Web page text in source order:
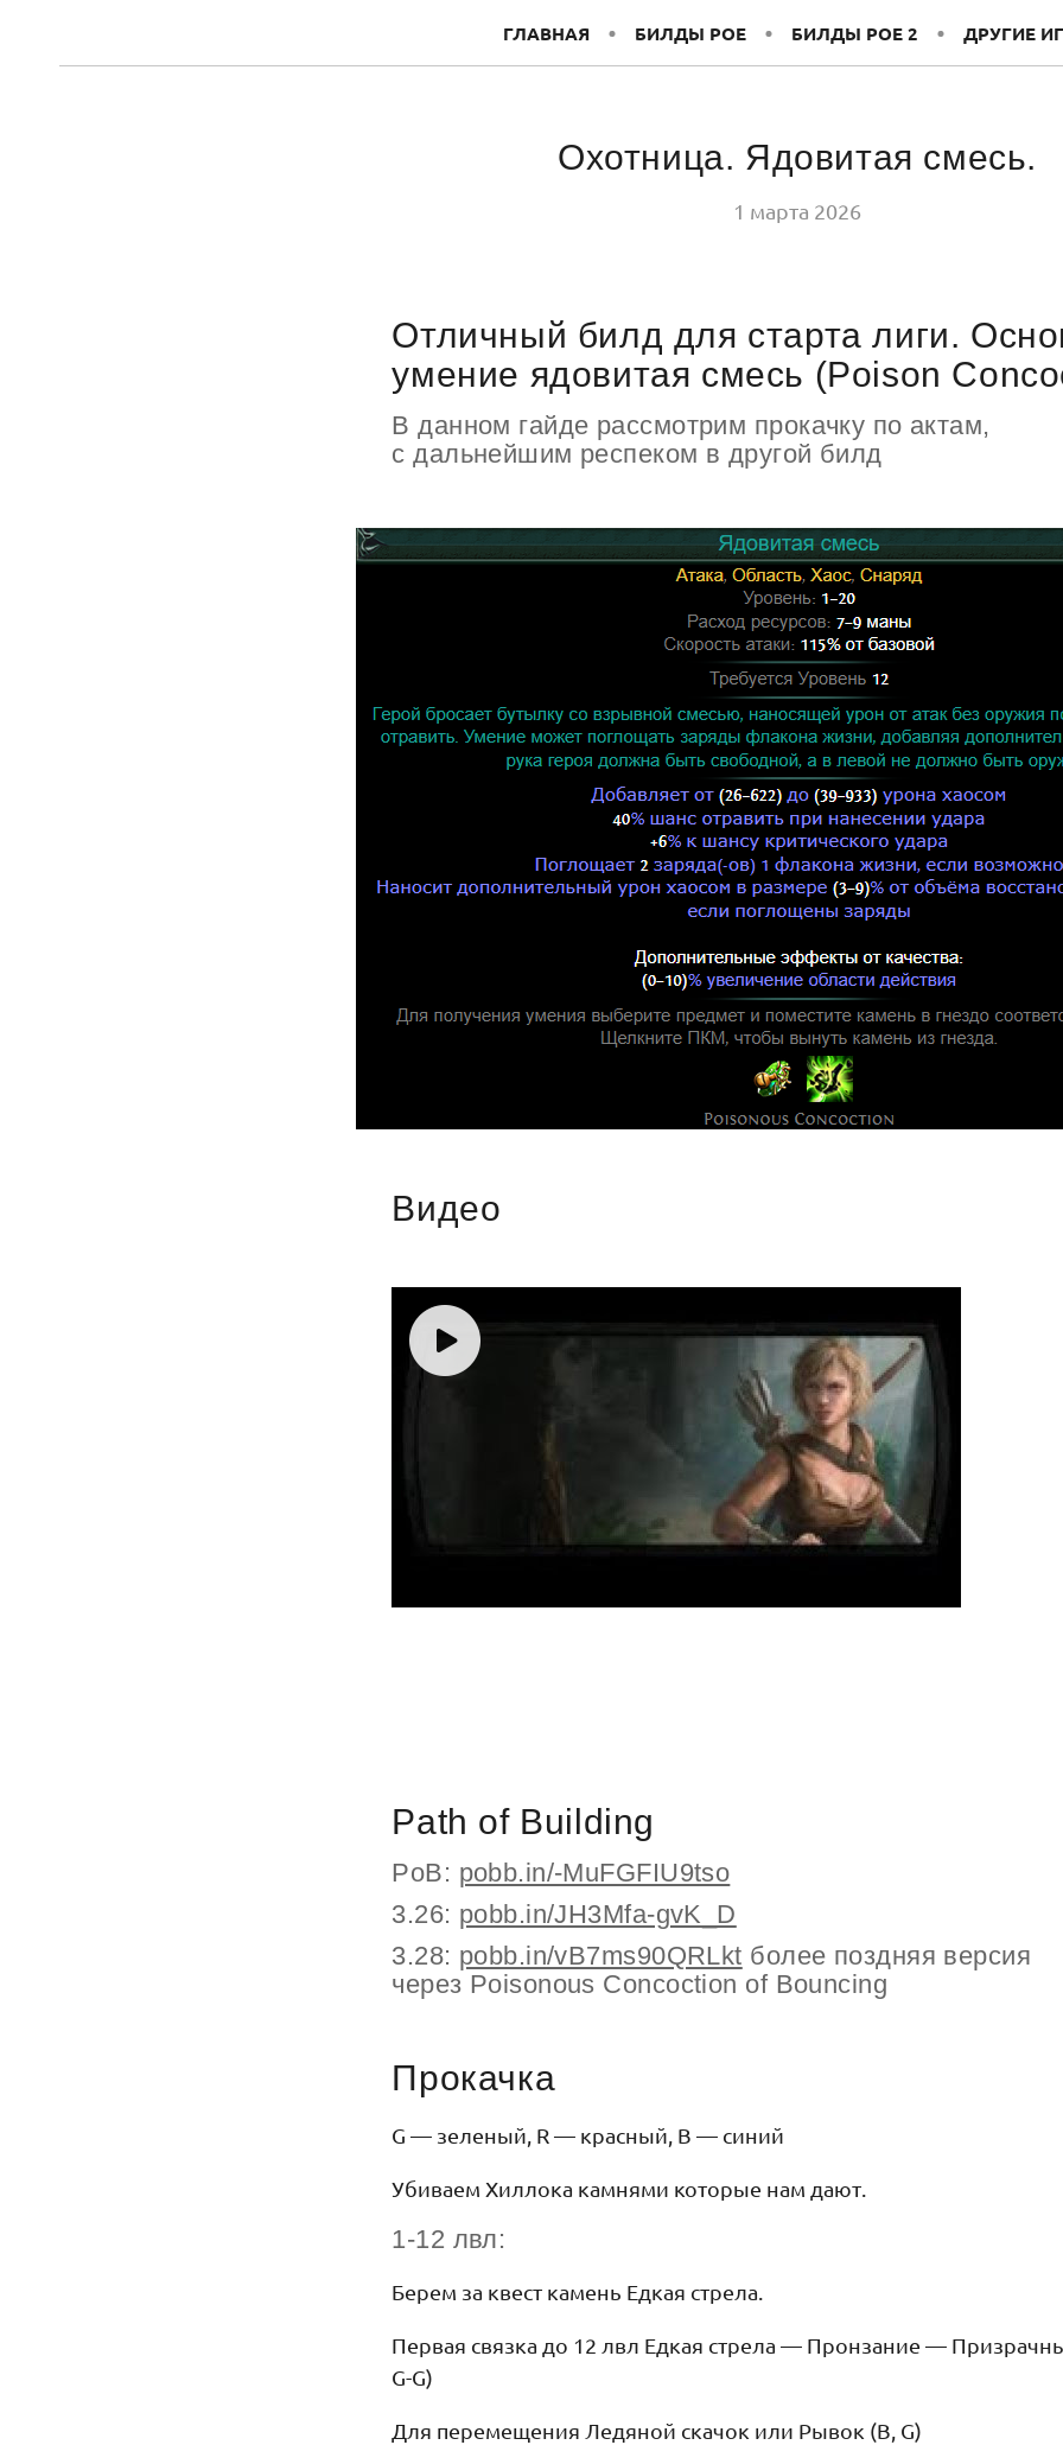
ГЛАВНАЯ БИЛДЫ POE БИЛДЫ POE 2 ДРУГИЕ
Охотница. Ядовитая смесь.
1 марта 2026
Отличный билд для старта лиги.
умение ядовитая смесь (Poison
В данном гайде рассмотрим прокачку по актам,
с дальнейшим респеком в другой билд
Видео
Path of Building
PoB: pobb.in/-MuFGFIU9tso
3.26: pobb.in/JH3Mfa-gvK_D
3.28: pobb.in/vB7ms90QRLkt более поздняя версия
через Poisonous Concoction of Bouncing
Прокачка
G — зеленый, R — красный, B — синий
Убиваем Хиллока камнями которые нам дают.
1-12 лвл:
Берем за квест камень Едкая стрела.
Первая связка до 12 лвл Едкая стрела — Пронзание —
G-G)
Для перемещения Ледяной скачок или Рывок (B, G)